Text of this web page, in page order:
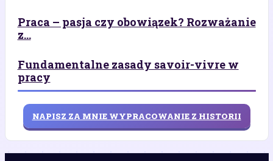
Praca – pasja czy obowiązek? Rozważanie
z...
Fundamentalne zasady savoir-vivre w
pracy
NAPISZ ZA MNIE WYPRACOWANIE Z HISTORII